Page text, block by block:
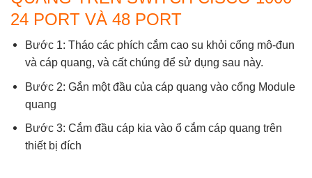
24 PORT VÀ 48 PORT
Bước 1: Tháo các phích cắm cao su khỏi cổng mô-đun
và cáp quang, và cất chúng để sử dụng sau này.
Bước 2: Gắn một đầu của cáp quang vào cổng Module
quang
Bước 3: Cắm đầu cáp kia vào ổ cắm cáp quang trên
thiết bị đích